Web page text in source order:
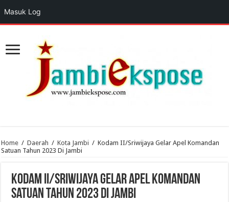
Home / Daerah / Kota Jambi / Kodam II/Sriwijaya Gelar Apel Komandan
Satuan Tahun 2023 Di Jambi
Kodam II/Sriwijaya Gelar Apel Komandan
Satuan Tahun 2023 Di Jambi
Masuk Log